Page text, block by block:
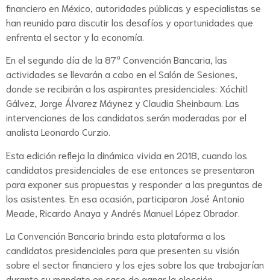
financiero en México, autoridades públicas y especialistas se
han reunido para discutir los desafíos y oportunidades que
enfrenta el sector y la economía.
En el segundo día de la 87ª Convención Bancaria, las
actividades se llevarán a cabo en el Salón de Sesiones,
donde se recibirán a los aspirantes presidenciales: Xóchitl
Gálvez, Jorge Álvarez Máynez y Claudia Sheinbaum. Las
intervenciones de los candidatos serán moderadas por el
analista Leonardo Curzio.
Esta edición refleja la dinámica vivida en 2018, cuando los
candidatos presidenciales de ese entonces se presentaron
para exponer sus propuestas y responder a las preguntas de
los asistentes. En esa ocasión, participaron José Antonio
Meade, Ricardo Anaya y Andrés Manuel López Obrador.
La Convención Bancaria brinda esta plataforma a los
candidatos presidenciales para que presenten su visión
sobre el sector financiero y los ejes sobre los que trabajarían